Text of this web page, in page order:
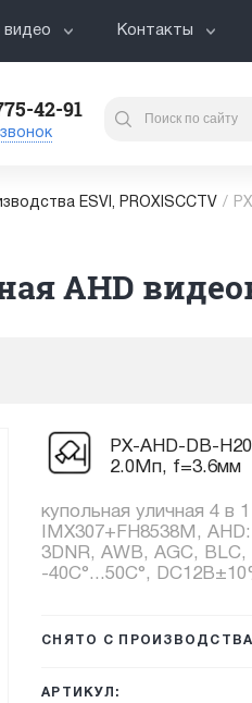
видео Контакты
42-91
ESVI, PROXISCCTV /
AHD
PX-AHD-DB-
2.0Мп, f=3.6мм
купольная уличная 4 в
IMX307+FH8538M,
3DNR, AWB, AGC,
-40C°...50C°,
СНЯТО С
АРТИКУЛ: